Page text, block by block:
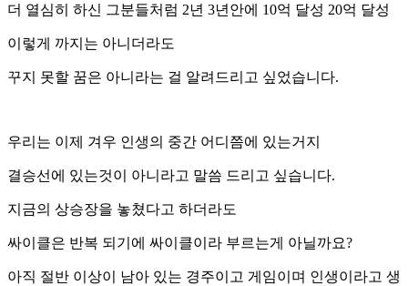
더 열심히 하신 그분들처럼 2년 3년안에 10억 달성 20억 달성
이렇게 까지는 아니더라도
꾸지 못할 꿈은 아니라는 걸 알려드리고 싶었습니다.
우리는 이제 겨우 인생의 중간 어디쯤에 있는거지
결승선에 있는것이 아니라고 말씀 드리고 싶습니다.
지금의 상승장을 놓쳤다고 하더라도
싸이클은 반복 되기에 싸이클이라 부르는게 아닐까요?
아직 절반 이상이 남아 있는 경주이고 게임이며 인생이라고 생